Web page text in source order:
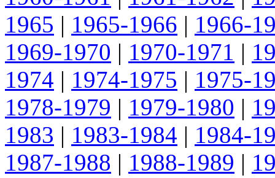
1965 | 1965-1966 | 1966-
1969-1970 | 1970-1971 |
1974 | 1974-1975 | 1975-
1978-1979 | 1979-1980 |
1983 | 1983-1984 | 1984-
1987-1988 | 1988-1989 |